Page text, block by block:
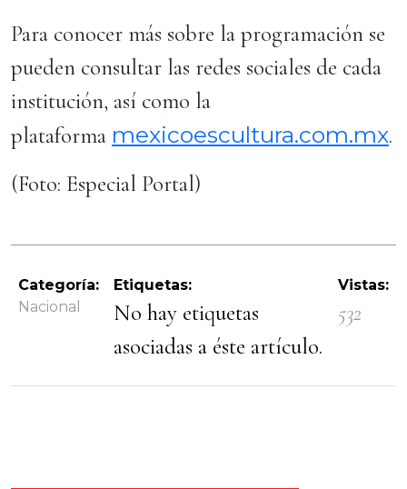
Para conocer más sobre la programación se
pueden consultar las redes sociales de cada
institución, así como la
plataforma mexicoescultura.com.mx.
(Foto: Especial Portal)
Categoría:
Nacional
Etiquetas:
No hay etiquetas
asociadas a éste artículo.
Vistas:
532